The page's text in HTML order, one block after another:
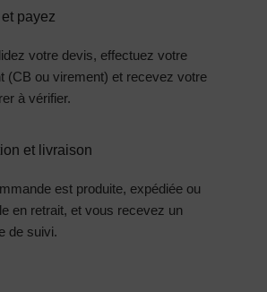
payez
votre devis, effectuez votre
(CB ou virement) et recevez votre
à vérifier.
et livraison
est produite, expédiée ou
en retrait, et vous recevez un
de suivi.